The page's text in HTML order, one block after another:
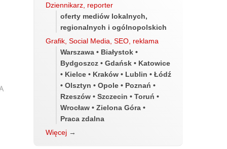
Dziennikarz, reporter
oferty mediów lokalnych,
regionalnych i ogólnopolskich
Grafik, Social Media, SEO, reklama
Warszawa • Białystok •
Bydgoszcz • Gdańsk • Katowice
• Kielce • Kraków • Lublin • Łódź
• Olsztyn • Opole • Poznań •
Rzeszów • Szczecin • Toruń •
Wrocław • Zielona Góra •
Praca zdalna
Więcej →